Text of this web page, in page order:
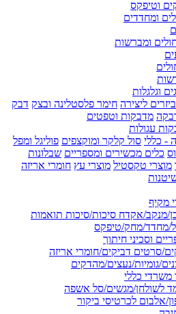
וטיפקס
ומחדדים
ומברשות
וגלגלות
ליצירה חימר פלסטלינה ובצק דבק
מדבקות וטפטים
עגולות
- כללי סול קלקר ומוקצפים פוליגל ומפל
כלים מכשירים ומספריים שבלונות
מוצרי טקסטיל מוצרי עץ חומרי אריזה
מקיף
מנקב/אקדח סיכות/סיכות תואמות
מחדד/מחק/טיפקס
וסכיני חיתוך
סרטים דביקים/חומרי אריזה
גומיות/נעצים/מהדקים
משרדי כללי
לשולחן/מגשים/סל אשפה
אלבום לכרטיסי ביקור